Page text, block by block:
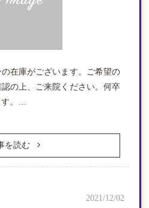
在庫がございます。ご希望の
の上、ご来院ください。何卒
。…
を読む
2021/12/02